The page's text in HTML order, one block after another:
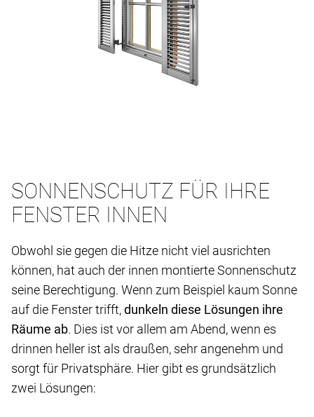
SONNENSCHUTZ FÜR IHRE
FENSTER INNEN
Obwohl sie gegen die Hitze nicht viel ausrichten
können, hat auch der innen montierte Sonnenschutz
seine Berechtigung. Wenn zum Beispiel kaum Sonne
auf die Fenster trifft,dunkeln diese Lösungen ihre
Räume ab. Dies ist vor allem am Abend, wenn es
drinnen heller ist als draußen, sehr angenehm und
sorgt für Privatsphäre. Hier gibt es grundsätzlich
zwei Lösungen: